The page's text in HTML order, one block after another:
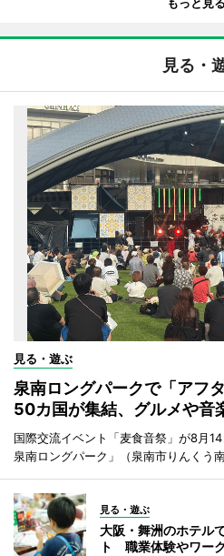
見る・
見る・遊ぶ
泉南ロングパークで「アフ
50カ国が集結、グルメや音
国際交流イベント「麦食音祭」が8月
泉南ロングパーク」（泉南市りんくう
見る・遊ぶ
大阪・舞洲のホテル
ト 職業体験やワー